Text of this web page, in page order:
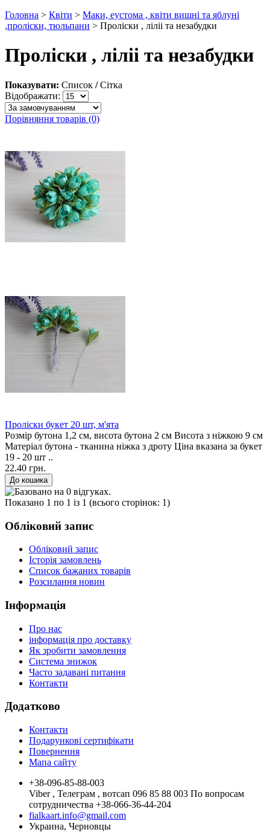
Головна > Квіти > Маки, еустома , квіти вишні та яблуні
,проліски, тюльпани > Проліски , ліліі та незабудки
Проліски , ліліі та незабудки
Показувати: Список / Сітка
Відображати:
Порівняння товарів (0)
Проліски букет 20 шт, м'ята
Розмір бутона 1,2 см, висота бутона 2 см Висота з ніжкою 9 см
Матеріал бутона - тканина ніжка з дроту Ціна вказана за букет
19 - 20 шт ..
22.40 грн.
Показано 1 по 1 із 1 (всього сторінок: 1)
Обліковий запис
Обліковий запис
Історія замовлень
Список бажаних товарів
Розсилання новин
Інформація
Про нас
інформація про доставку
Як зробити замовлення
Система знижок
Часто задавані питання
Контакти
Додатково
Контакти
Подарункові сертифікати
Повернення
Мапа сайту
+38-096-85-88-003
Viber , Телеграм , вотсап 096 85 88 003 По вопросам
сотрудничества +38-066-36-44-204
fialkaart.info@gmail.com
Украина, Черновцы